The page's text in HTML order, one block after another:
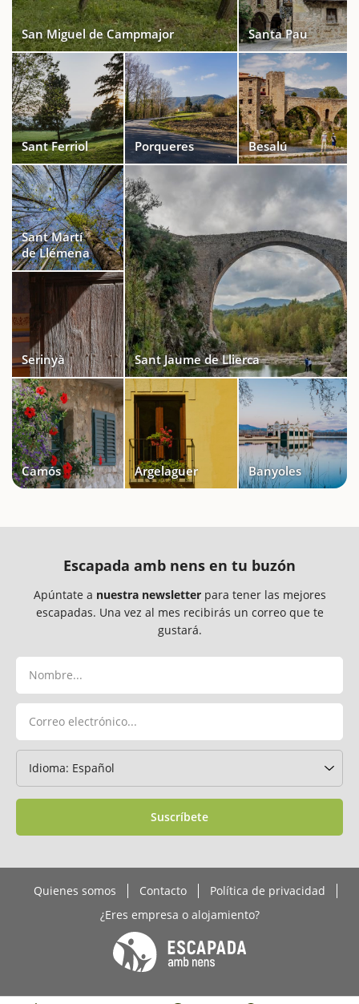
San Miguel de Campmajor Santa Pau
Sant Ferriol Porqueres Besalú
Sant Martí
de Llémena
Serinyà Sant Jaume de Llierca
Camós Argelaguer Banyoles
Escapada amb nens en tu buzón
Apúntate a nuestra newsletterpara tener las mejores
escapadas. Una vez al mes recibirás un correo que te
gustará.
Suscríbete
Quienes somos Contacto
Política de privacidad
¿Eres empresa o alojamiento?